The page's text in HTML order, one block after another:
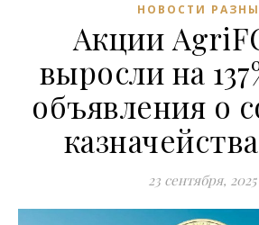
НОВОСТИ
Акции
выросли на
объявления о
23 сентября, 2025